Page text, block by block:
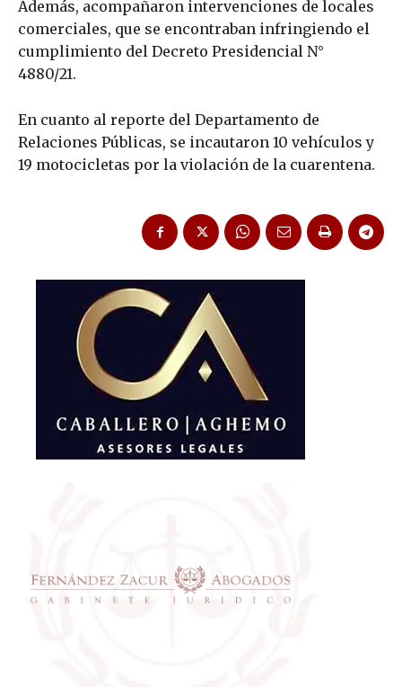
Además, acompañaron intervenciones de locales
comerciales, que se encontraban infringiendo el
cumplimiento del Decreto Presidencial N°
4880/21.
En cuanto al reporte del Departamento de
Relaciones Públicas, se incautaron 10 vehículos y
19 motocicletas por la violación de la cuarentena.